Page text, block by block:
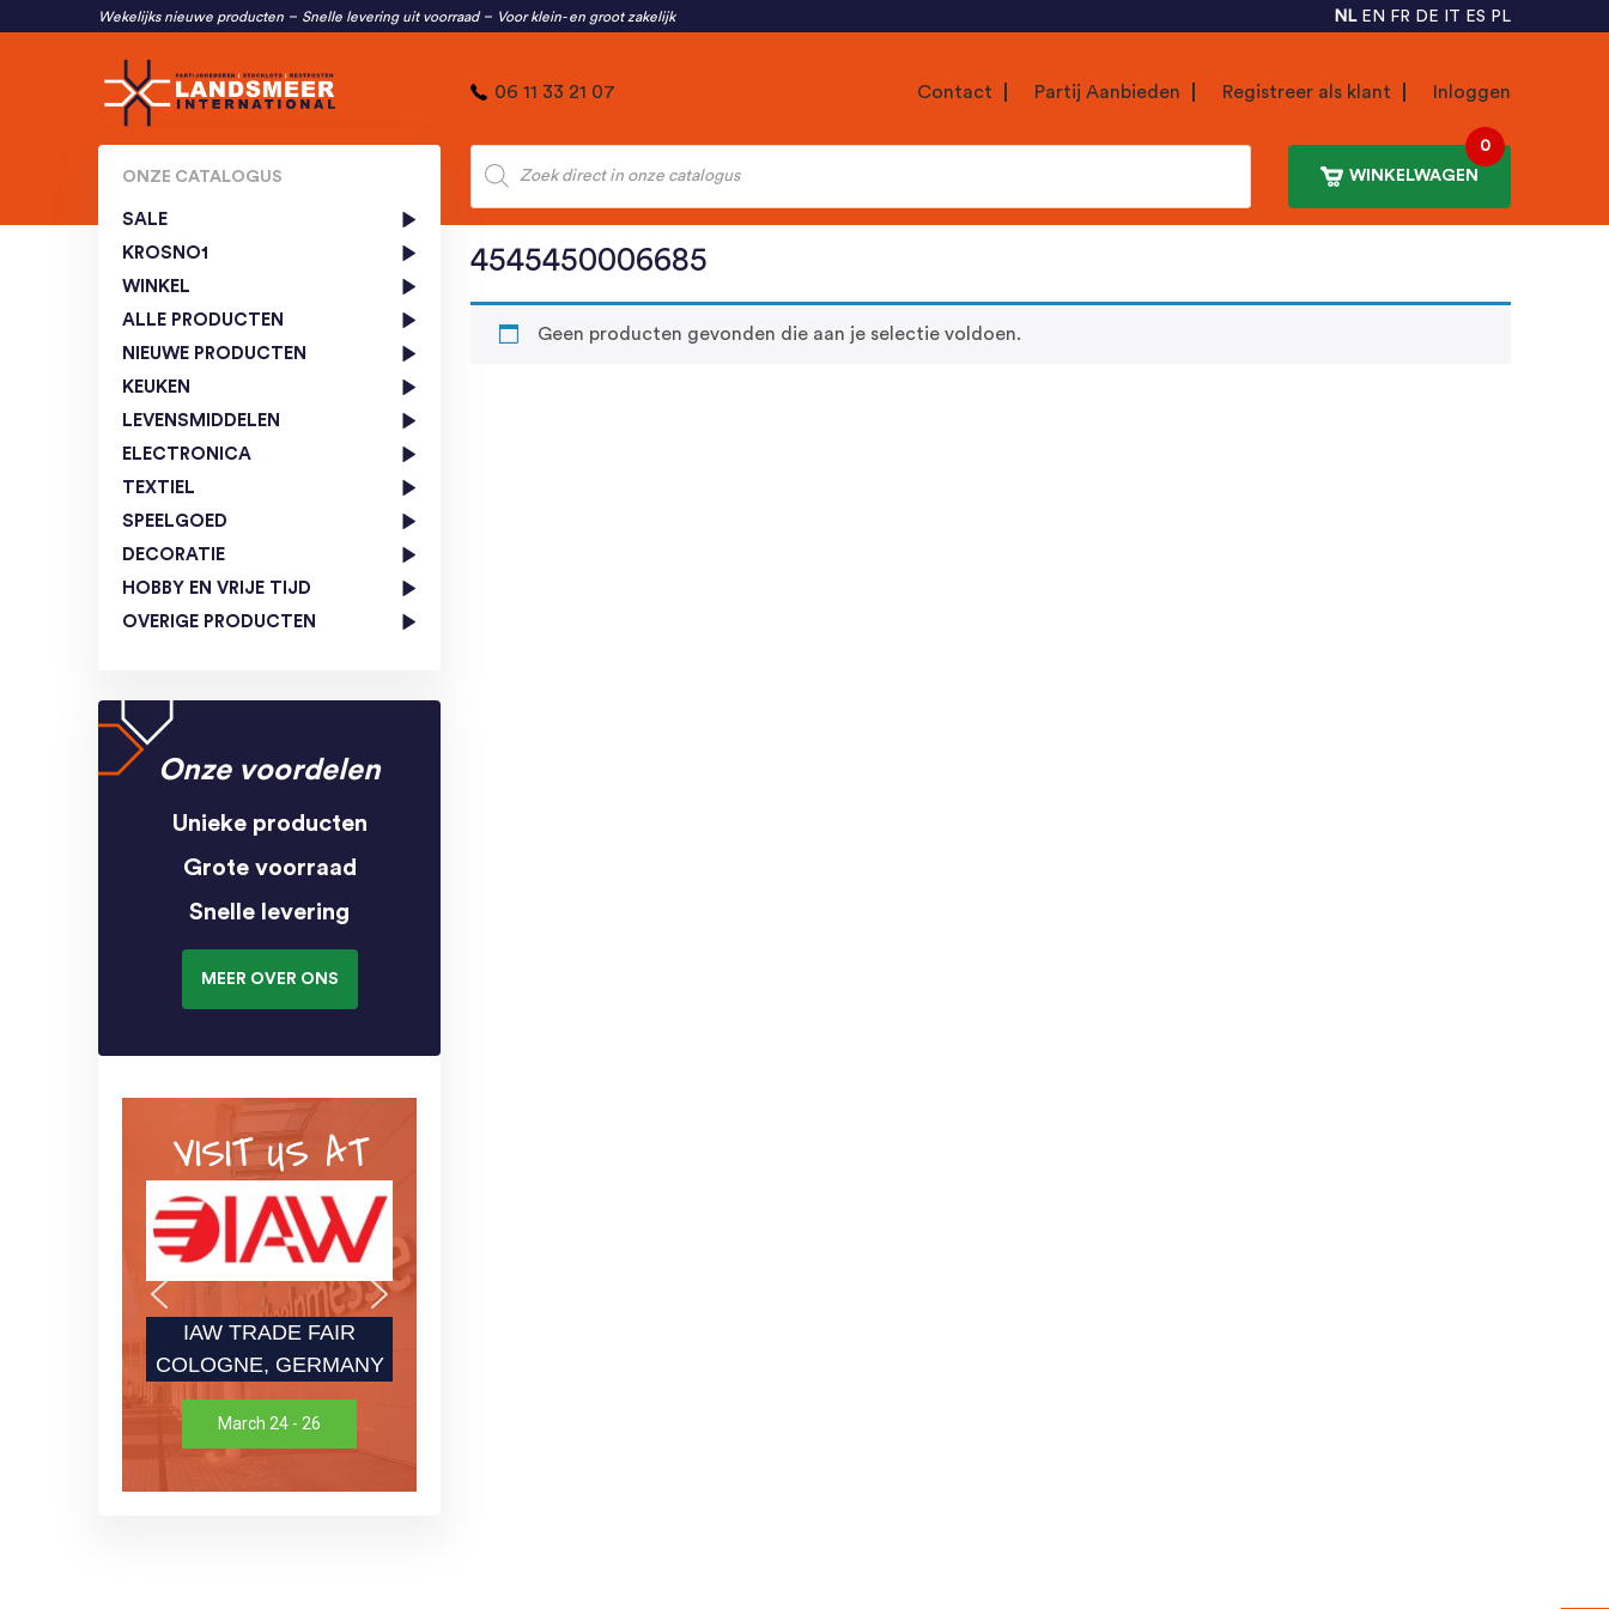
Wekelijks nieuwe producten Snelle levering uit voorraad Voor klein- en groot zakelijk NL EN FR DE IT ES PL
06 11 33 21 07 Contact Partij Aanbieden Registreer als klant Inloggen
Producten
zoeken
WINKELWAGEN
0
ONZE CATALOGUS
SALE
KROSNO1
WINKEL
ALLE PRODUCTEN
NIEUWE PRODUCTEN
KEUKEN
LEVENSMIDDELEN
ELECTRONICA
TEXTIEL
SPEELGOED
DECORATIE
HOBBY EN VRIJE TIJD
OVERIGE PRODUCTEN
Onze voordelen
Unieke producten
Grote voorraad
Snelle levering
MEER OVER ONS
VISIT US AT
IAW TRADE FAIR
COLOGNE, GERMANY
March 24 - 26
4545450006685
Geen producten gevonden die aan je selectie voldoen.